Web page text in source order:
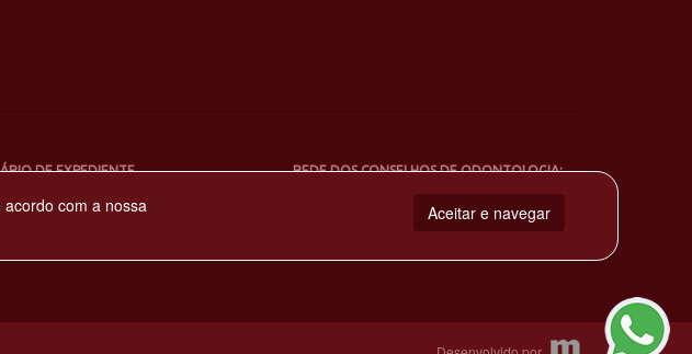
DE EXPEDIENTE
às 17:00h
REDE DOS CONSELHOS DE ODONTOLOGIA:
com a nossa
Aceitar e navegar